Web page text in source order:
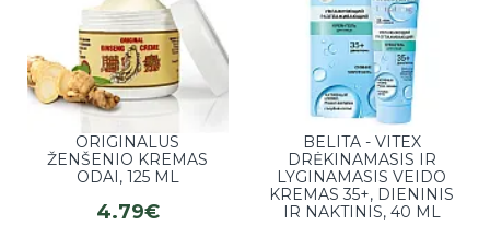
ORIGINALUS
ŽENŠENIO KREMAS
ODAI, 125 ML
4.79€
BELITA - VITEX
DRĖKINAMASIS IR
LYGINAMASIS VEIDO
KREMAS 35+, DIENINIS
IR NAKTINIS, 40 ML